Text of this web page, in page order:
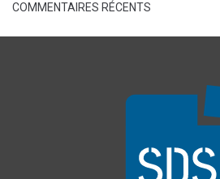
COMMENTAIRES RÉCENTS